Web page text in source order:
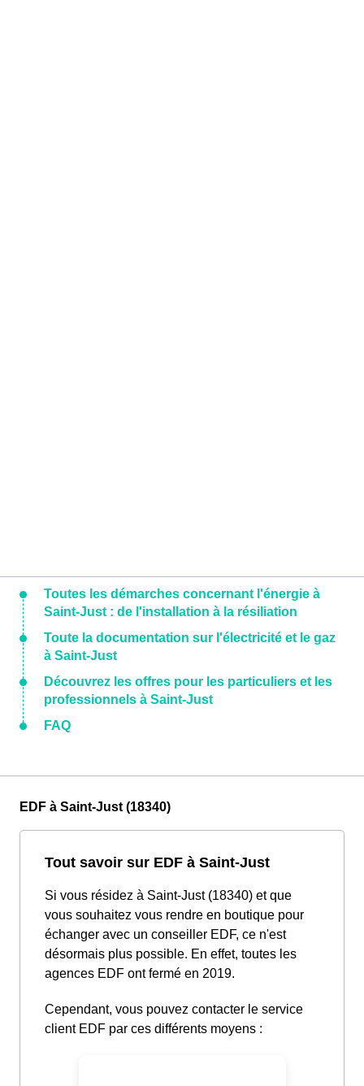
Toutes les démarches concernant l'énergie à
Saint-Just : de l'installation à la résiliation
Toute la documentation sur l'électricité et le gaz
à Saint-Just
Découvrez les offres pour les particuliers et les
professionnels à Saint-Just
FAQ
EDF à Saint-Just (18340)
Tout savoir sur EDF à Saint-Just
Si vous résidez à Saint-Just (18340) et que
vous souhaitez vous rendre en boutique pour
échanger avec un conseiller EDF, ce n'est
désormais plus possible. En effet, toutes les
agences EDF ont fermé en 2019.
Cependant, vous pouvez contacter le service
client EDF par ces différents moyens :